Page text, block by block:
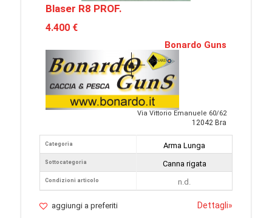
Blaser R8 PROF.
4.400 €
Bonardo Guns
Via Vittorio Emanuele 60/62
12042 Bra
Categoria
Sottocategoria
Condizioni articolo
Arma Lunga
Canna rigata
n.d.
aggiungi a preferiti Dettagli»